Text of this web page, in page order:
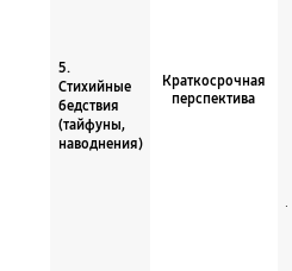
5.
Стихийные
бедствия
(тайфуны,
наводнения)
Краткосрочная
перспектива